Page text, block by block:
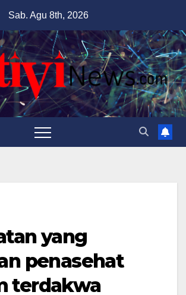
Sab. Agu 8th, 2026
yang
penasehat
terdakwa